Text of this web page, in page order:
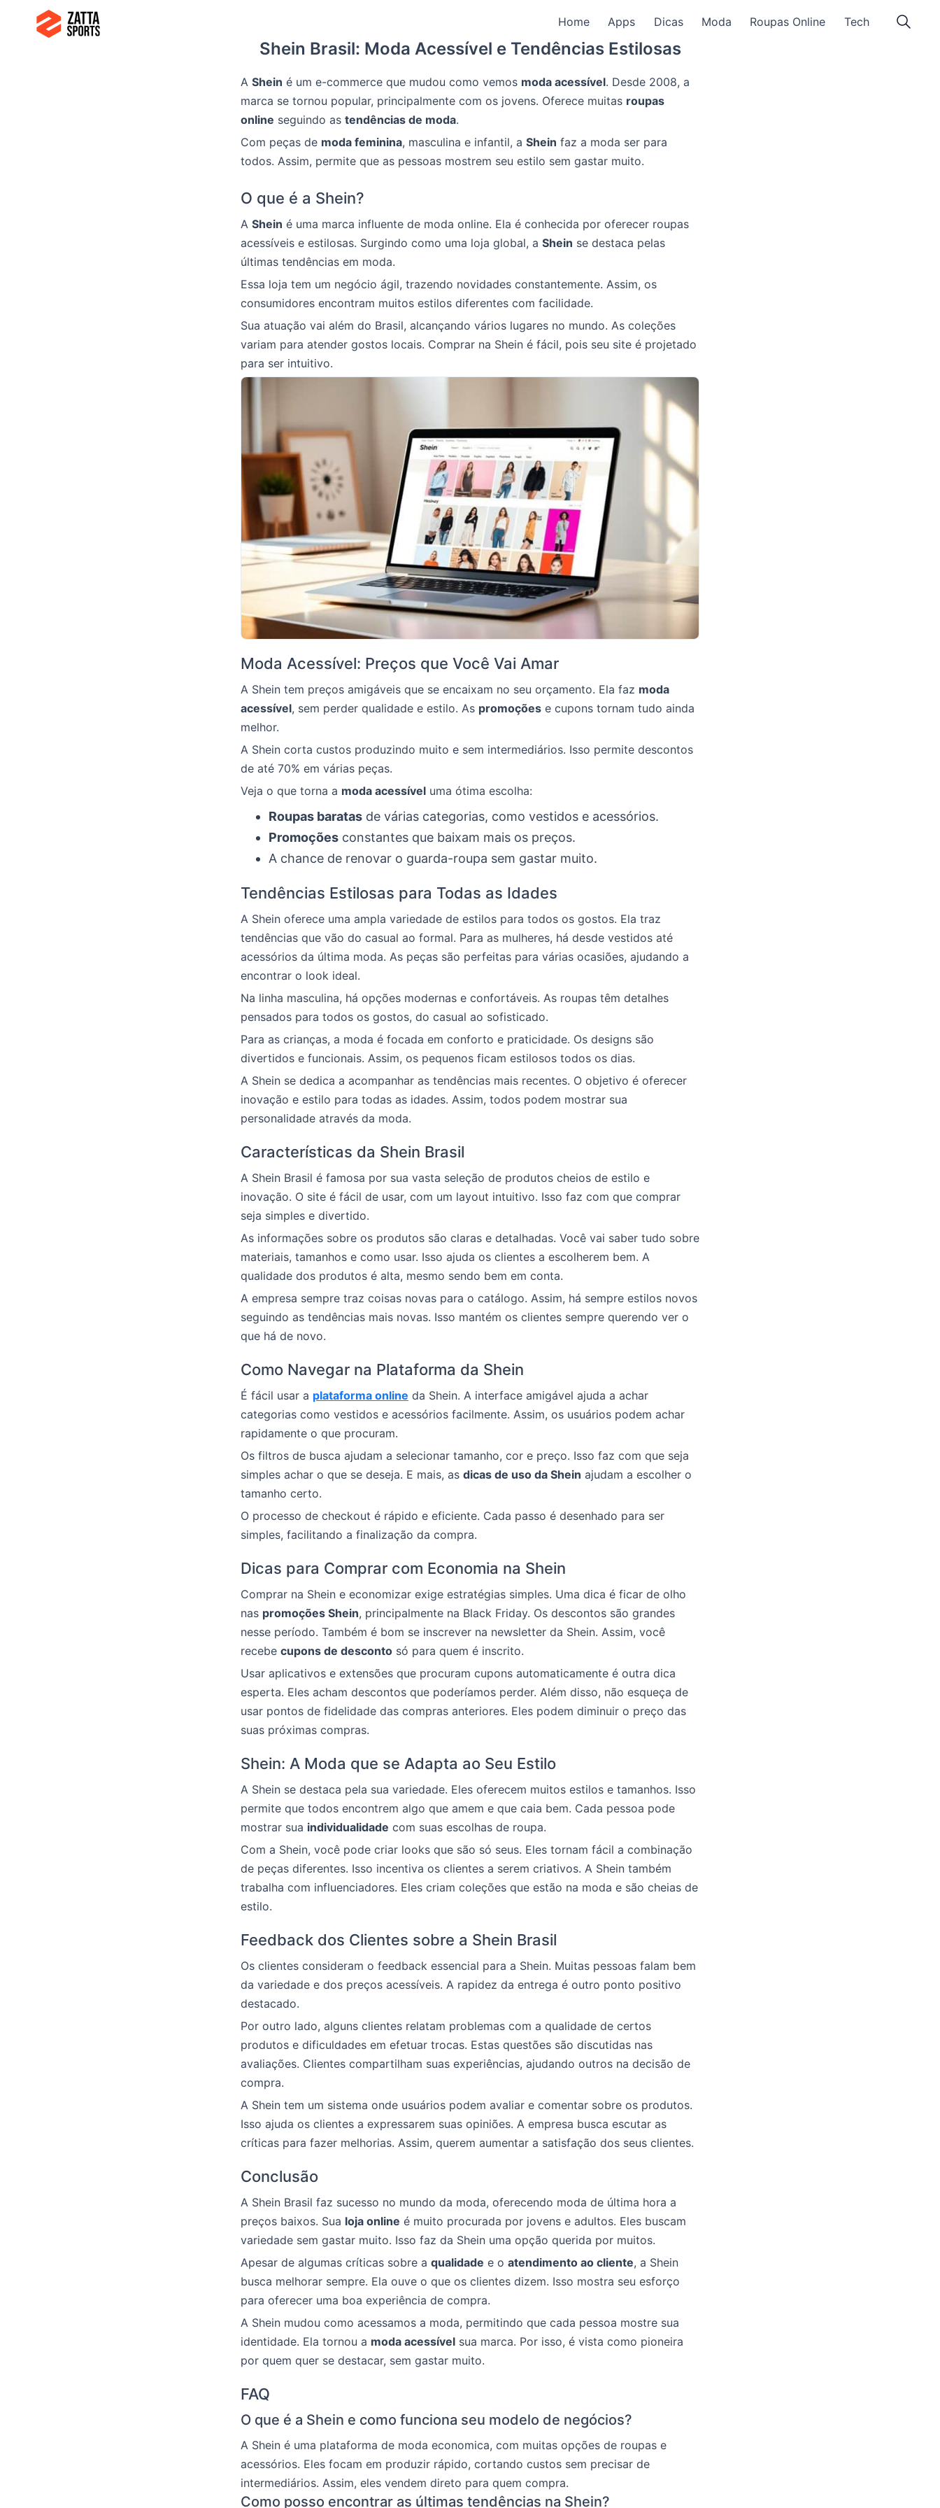
Home Apps Dicas Moda Roupas Online Tech
Shein Brasil: Moda Acessível e Tendências Estilosas
A Shein é um e-commerce que mudou como vemos moda acessível. Desde 2008, a
marca se tornou popular, principalmente com os jovens. Oferece muitas roupas
online seguindo as tendências de moda.
Com peças de moda feminina, masculina e infantil, a Shein faz a moda ser para
todos. Assim, permite que as pessoas mostrem seu estilo sem gastar muito.
O que é a Shein?
A Shein é uma marca influente de moda online. Ela é conhecida por oferecer roupas
acessíveis e estilosas. Surgindo como uma loja global, a Shein se destaca pelas
últimas tendências em moda.
Essa loja tem um negócio ágil, trazendo novidades constantemente. Assim, os
consumidores encontram muitos estilos diferentes com facilidade.
Sua atuação vai além do Brasil, alcançando vários lugares no mundo. As coleções
variam para atender gostos locais. Comprar na Shein é fácil, pois seu site é projetado
para ser intuitivo.
Moda Acessível: Preços que Você Vai Amar
A Shein tem preços amigáveis que se encaixam no seu orçamento. Ela faz moda
acessível, sem perder qualidade e estilo. As promoções e cupons tornam tudo ainda
melhor.
A Shein corta custos produzindo muito e sem intermediários. Isso permite descontos
de até 70% em várias peças.
Veja o que torna a moda acessível uma ótima escolha:
Roupas baratas de várias categorias, como vestidos e acessórios.
Promoções constantes que baixam mais os preços.
A chance de renovar o guarda-roupa sem gastar muito.
Tendências Estilosas para Todas as Idades
A Shein oferece uma ampla variedade de estilos para todos os gostos. Ela traz
tendências que vão do casual ao formal. Para as mulheres, há desde vestidos até
acessórios da última moda. As peças são perfeitas para várias ocasiões, ajudando a
encontrar o look ideal.
Na linha masculina, há opções modernas e confortáveis. As roupas têm detalhes
pensados para todos os gostos, do casual ao sofisticado.
Para as crianças, a moda é focada em conforto e praticidade. Os designs são
divertidos e funcionais. Assim, os pequenos ficam estilosos todos os dias.
A Shein se dedica a acompanhar as tendências mais recentes. O objetivo é oferecer
inovação e estilo para todas as idades. Assim, todos podem mostrar sua
personalidade através da moda.
Características da Shein Brasil
A Shein Brasil é famosa por sua vasta seleção de produtos cheios de estilo e
inovação. O site é fácil de usar, com um layout intuitivo. Isso faz com que comprar
seja simples e divertido.
As informações sobre os produtos são claras e detalhadas. Você vai saber tudo sobre
materiais, tamanhos e como usar. Isso ajuda os clientes a escolherem bem. A
qualidade dos produtos é alta, mesmo sendo bem em conta.
A empresa sempre traz coisas novas para o catálogo. Assim, há sempre estilos novos
seguindo as tendências mais novas. Isso mantém os clientes sempre querendo ver o
que há de novo.
Como Navegar na Plataforma da Shein
É fácil usar a plataforma online da Shein. A interface amigável ajuda a achar
categorias como vestidos e acessórios facilmente. Assim, os usuários podem achar
rapidamente o que procuram.
Os filtros de busca ajudam a selecionar tamanho, cor e preço. Isso faz com que seja
simples achar o que se deseja. E mais, as dicas de uso da Shein ajudam a escolher o
tamanho certo.
O processo de checkout é rápido e eficiente. Cada passo é desenhado para ser
simples, facilitando a finalização da compra.
Dicas para Comprar com Economia na Shein
Comprar na Shein e economizar exige estratégias simples. Uma dica é ficar de olho
nas promoções Shein, principalmente na Black Friday. Os descontos são grandes
nesse período. Também é bom se inscrever na newsletter da Shein. Assim, você
recebe cupons de desconto só para quem é inscrito.
Usar aplicativos e extensões que procuram cupons automaticamente é outra dica
esperta. Eles acham descontos que poderíamos perder. Além disso, não esqueça de
usar pontos de fidelidade das compras anteriores. Eles podem diminuir o preço das
suas próximas compras.
Shein: A Moda que se Adapta ao Seu Estilo
A Shein se destaca pela sua variedade. Eles oferecem muitos estilos e tamanhos. Isso
permite que todos encontrem algo que amem e que caia bem. Cada pessoa pode
mostrar sua individualidade com suas escolhas de roupa.
Com a Shein, você pode criar looks que são só seus. Eles tornam fácil a combinação
de peças diferentes. Isso incentiva os clientes a serem criativos. A Shein também
trabalha com influenciadores. Eles criam coleções que estão na moda e são cheias de
estilo.
Feedback dos Clientes sobre a Shein Brasil
Os clientes consideram o feedback essencial para a Shein. Muitas pessoas falam bem
da variedade e dos preços acessíveis. A rapidez da entrega é outro ponto positivo
destacado.
Por outro lado, alguns clientes relatam problemas com a qualidade de certos
produtos e dificuldades em efetuar trocas. Estas questões são discutidas nas
avaliações. Clientes compartilham suas experiências, ajudando outros na decisão de
compra.
A Shein tem um sistema onde usuários podem avaliar e comentar sobre os produtos.
Isso ajuda os clientes a expressarem suas opiniões. A empresa busca escutar as
críticas para fazer melhorias. Assim, querem aumentar a satisfação dos seus clientes.
Conclusão
A Shein Brasil faz sucesso no mundo da moda, oferecendo moda de última hora a
preços baixos. Sua loja online é muito procurada por jovens e adultos. Eles buscam
variedade sem gastar muito. Isso faz da Shein uma opção querida por muitos.
Apesar de algumas críticas sobre a qualidade e o atendimento ao cliente, a Shein
busca melhorar sempre. Ela ouve o que os clientes dizem. Isso mostra seu esforço
para oferecer uma boa experiência de compra.
A Shein mudou como acessamos a moda, permitindo que cada pessoa mostre sua
identidade. Ela tornou a moda acessível sua marca. Por isso, é vista como pioneira
por quem quer se destacar, sem gastar muito.
FAQ
O que é a Shein e como funciona seu modelo de negócios?
A Shein é uma plataforma de moda economica, com muitas opções de roupas e
acessórios. Eles focam em produzir rápido, cortando custos sem precisar de
intermediários. Assim, eles vendem direto para quem compra.
Como posso encontrar as últimas tendências na Shein?